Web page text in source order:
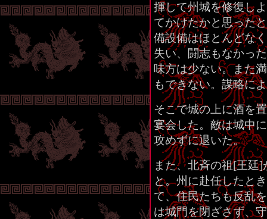
揮して州城を修復し
てかけたかと思った
備設備はほとんどな
失い、闘志もなかっ
味方は少ない。また
もできない。謀略に
そこで城の上に酒を
宴会した。敵は城中
攻めずに退いた。
また、北斉の祖[王廷
と。州に赴任したと
て、住民たちも反乱
は城門を閉ざさず、